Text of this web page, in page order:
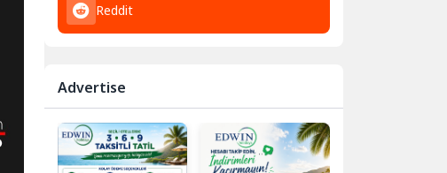
Reddit
Advertise